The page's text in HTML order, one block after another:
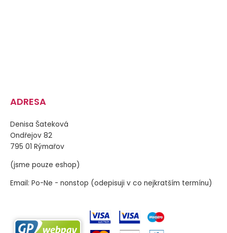
ADRESA
Denisa Šateková
Ondřejov 82
795 01 Rýmařov
(jsme pouze eshop)
Email: Po-Ne - nonstop (odepisuji v co nejkratším termínu)